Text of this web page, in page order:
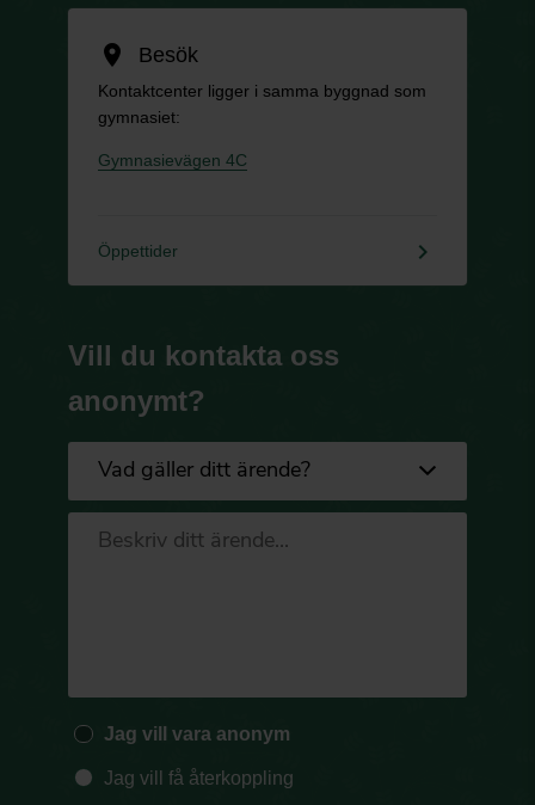
location_on Besök
Kontaktcenter ligger i samma byggnad som
gymnasiet:
Gymnasievägen 4C
Öppettider keyboard_arrow_right
Vill du kontakta oss
anonymt?
Jag vill vara anonym
Jag vill få återkoppling